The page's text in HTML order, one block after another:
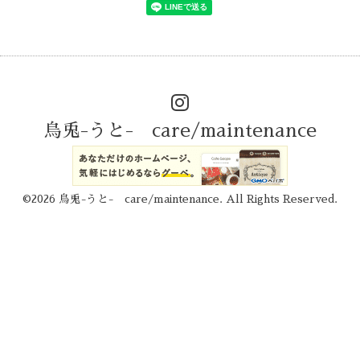
烏兎-うと- care/maintenance
©2026 烏兎-うと- care/maintenance . All Rights Reserved.